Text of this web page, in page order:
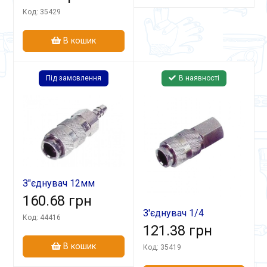
(к-т з 2 шт)
Код: 35429
В кошик
Під замовлення
З"єднувач 12мм
швидкоз'ємний СБ-3
160.68 грн
Код: 44416
В кошик
В наявності
З'єднувач 1/4
швидкоз'ємний СБ-1
121.38 грн
Код: 35419